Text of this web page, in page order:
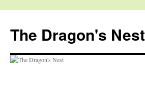
The Dragon's Nest